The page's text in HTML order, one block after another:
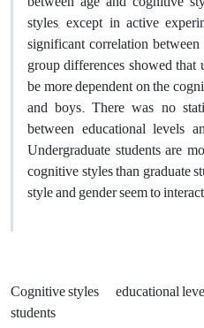
styles, except in active
significant correlation
group differences showed that
be more dependent on the
and boys. There was no
between educational levels
Undergraduate students are
cognitive styles than graduate
style and gender seem to
Cognitive styles educational
students